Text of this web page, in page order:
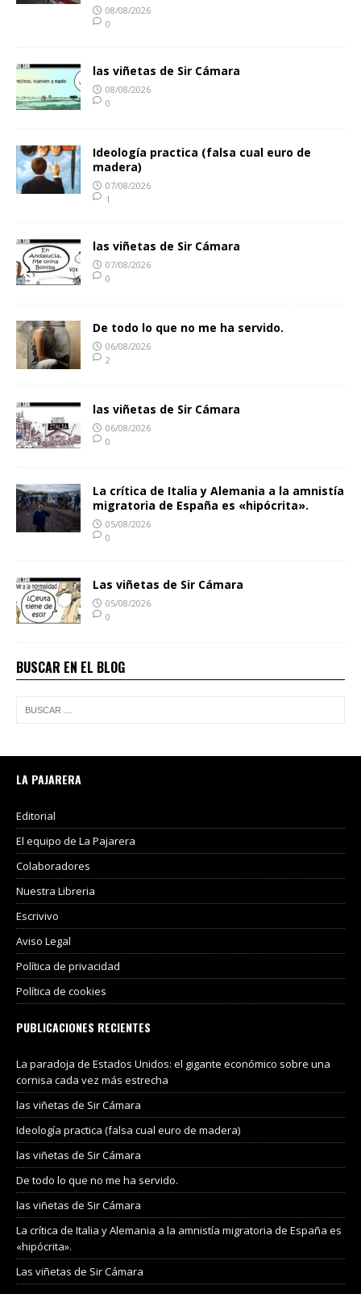
08/08/2026
0
las viñetas de Sir Cámara
08/08/2026
0
Ideología practica (falsa cual euro de
madera)
07/08/2026
1
las viñetas de Sir Cámara
07/08/2026
0
De todo lo que no me ha servido.
06/08/2026
2
las viñetas de Sir Cámara
06/08/2026
0
La crítica de Italia y Alemania a la amnistía
migratoria de España es «hipócrita».
05/08/2026
0
Las viñetas de Sir Cámara
05/08/2026
0
BUSCAR EN EL BLOG
LA PAJARERA
Editorial
El equipo de La Pajarera
Colaboradores
Nuestra Libreria
Escrivivo
Aviso Legal
Política de privacidad
Política de cookies
PUBLICACIONES RECIENTES
La paradoja de Estados Unidos: el gigante económico sobre una
cornisa cada vez más estrecha
las viñetas de Sir Cámara
Ideología practica (falsa cual euro de madera)
las viñetas de Sir Cámara
De todo lo que no me ha servido.
las viñetas de Sir Cámara
La crítica de Italia y Alemania a la amnistía migratoria de España es
«hipócrita».
Las viñetas de Sir Cámara